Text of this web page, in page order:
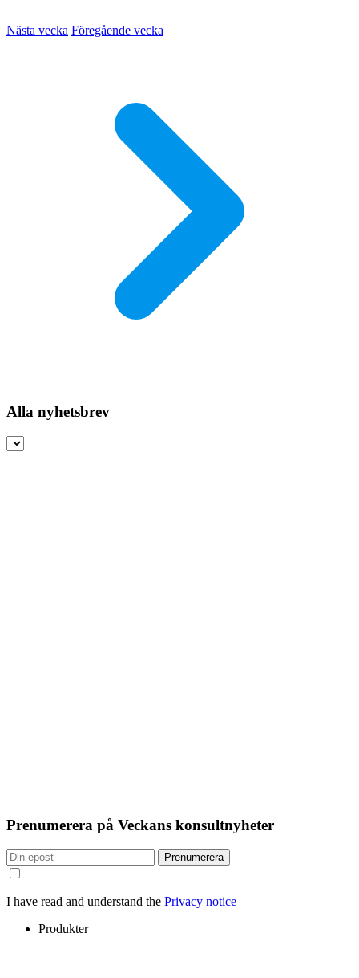
Nästa vecka Föregående vecka
Alla nyhetsbrev
Prenumerera på Veckans konsultnyheter
Prenumerera
I have read and understand the Privacy notice
Produkter